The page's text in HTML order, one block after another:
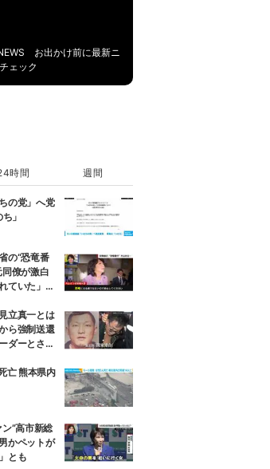
お出かけ前に最新ニ
ェック
時間 週間
の党」へ党
」
の“恐竜番
僚が激白
ていた」
立真一とは
ら強制送還
ダーとされ
亡 熊本県内
”高市新総
かペットが
とも